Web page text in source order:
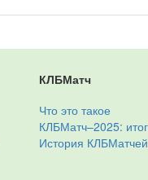
КЛБМатч
Что это такое
КЛБМатч–2025:
История КЛБМатчей